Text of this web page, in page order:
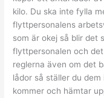
kilo. Du ska inte fylla
flyttpersonalens
som är okej så blir det
flyttpersonalen och
reglerna även om det
lådor så ställer du
kommer och hämtar